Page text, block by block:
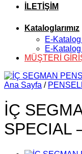
İLETİŞİM
Kataloglarımız
E-
E-
MÜŞTERİ
Ana Sayfa /
İÇ
SPECIAL